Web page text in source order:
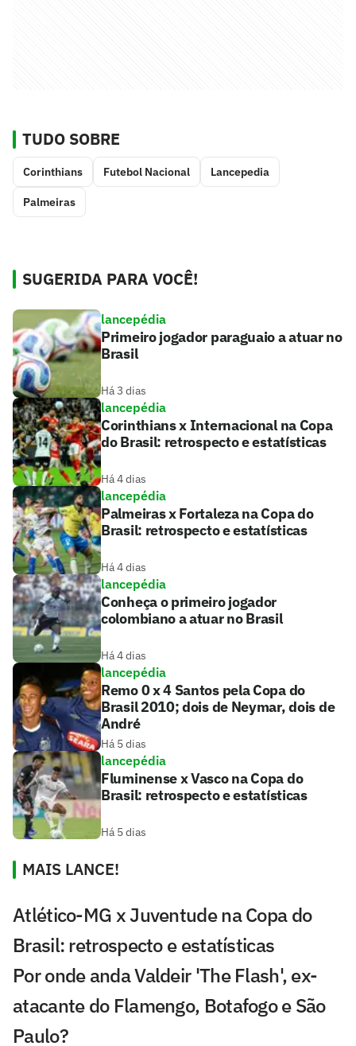
TUDO SOBRE
Corinthians Futebol Nacional Lancepedia
Palmeiras
SUGERIDA PARA VOCÊ!
lancepédia
Primeiro jogador paraguaio a atuar no
Brasil
Há 3 dias
lancepédia
Corinthians x Internacional na Copa
do Brasil: retrospecto e estatísticas
Há 4 dias
lancepédia
Palmeiras x Fortaleza na Copa do
Brasil: retrospecto e estatísticas
Há 4 dias
lancepédia
Conheça o primeiro jogador
colombiano a atuar no Brasil
Há 4 dias
lancepédia
Remo 0 x 4 Santos pela Copa do
Brasil 2010; dois de Neymar, dois de
André
Há 5 dias
lancepédia
Fluminense x Vasco na Copa do
Brasil: retrospecto e estatísticas
Há 5 dias
MAIS LANCE!
Atlético-MG x Juventude na Copa do
Brasil: retrospecto e estatísticas
Por onde anda Valdeir 'The Flash', ex-
atacante do Flamengo, Botafogo e São
Paulo?